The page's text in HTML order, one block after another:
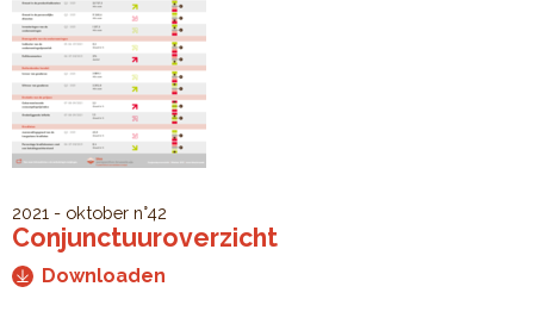
2021 - oktober n°42
Conjunctuuroverzicht
Downloaden